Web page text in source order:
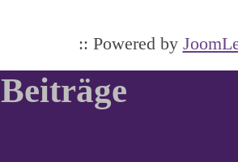
:: Powered by